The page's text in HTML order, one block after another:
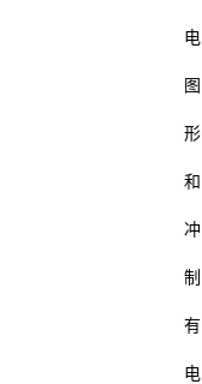
电
图
形
和
冲
制
有
电